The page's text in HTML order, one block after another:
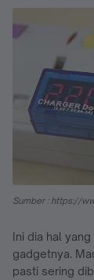
Sumber : https://
Ini dia hal
gadgetnya.
pasti sering